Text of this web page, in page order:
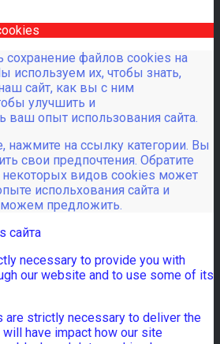
файлов cookies на
используем их, чтобы знать,
сайт, как вы с ним
улучшить и
ваш опыт использования сайта.
нажмите на ссылку категории. Вы
свои предпочтения. Обратите
некоторых видов cookies может
испольхования сайта и
предложить.
сайта
necessary to provide you with
our website and to use some of its
are strictly necessary to deliver the
have impact how our site